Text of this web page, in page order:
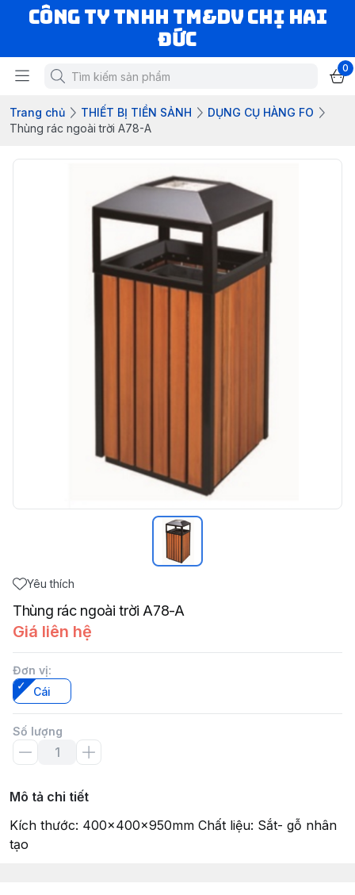
CÔNG TY TNHH TM&DV CHỊ HAI
ĐỨC
0
Trang chủ THIẾT BỊ TIỀN SẢNH
DỤNG CỤ HÀNG FO
Thùng rác ngoài trời A78-A
Yêu thích
Thùng rác ngoài trời A78-A
Giá liên hệ
Đơn vị:
Cái
Số lượng
Mô tả chi tiết
Kích thước: 400x400x950mm Chất liệu: Sắt- gỗ nhân
tạo